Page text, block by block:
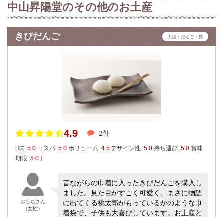
中山昇陽堂のその他のお土産
きびだんご 大福・だんご・餅
4.9 2件
[ 味: 5.0 コスパ: 5.0 ボリューム: 4.5 デザイン性: 5.0 持ち運び: 5.0 賞味
期限: 5.0 ]
おもちさん
（女性）
昔ながらの巾着に入ったきびだんごを購入し
ました。見た目がすごく可愛く、まさに物語
に出てくる桃太郎がもっているかのような巾
着袋で、子供も大喜びしています。お土産と